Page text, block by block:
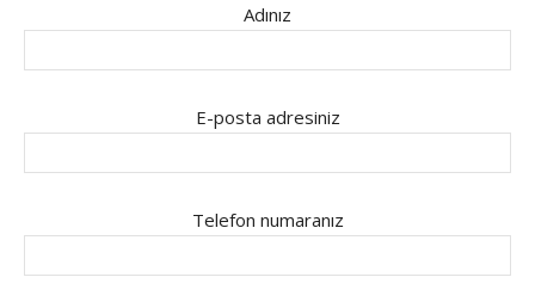
Adınız
E-posta adresiniz
Telefon numaranız